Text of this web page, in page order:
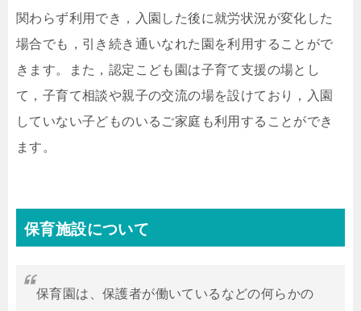
関わらず利用でき，入園した後に就労状況が変化した
場合でも，引き続き通いなれた園を利用することがで
きます。また，認定こども園は子育て支援の場とし
て，子育て相談や親子の交流の場を設けており，入園
していない子どものいるご家庭も利用することができ
ます。
保育施設について
保育園は、保護者が働いているなどの何らかの